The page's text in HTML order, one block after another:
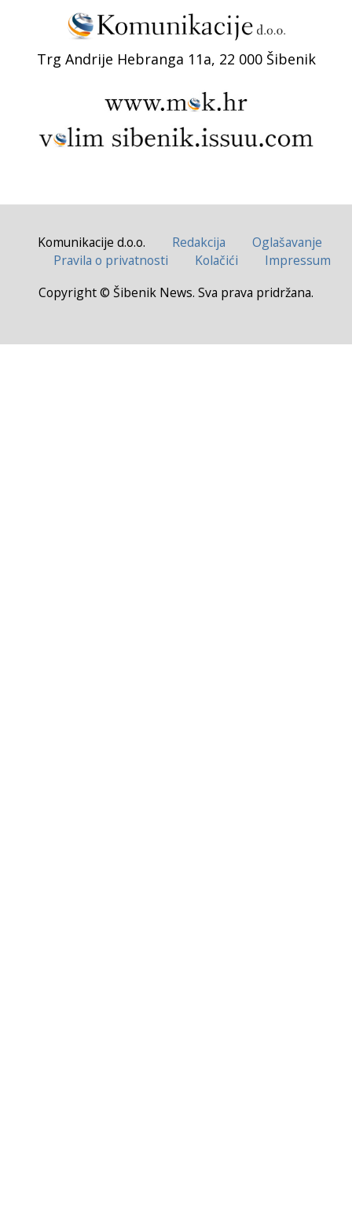
Trg Andrije Hebranga 11a, 22 000 Šibenik
Komunikacije d.o.o. Redakcija
Oglašavanje
Pravila o privatnosti
Kolačići
Impressum
Copyright © Šibenik News. Sva prava pridržana.